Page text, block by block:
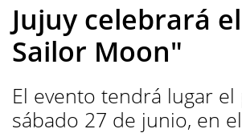
Jujuy celebrará
Sailor Moon"
El evento tendrá lugar
sábado 27 de junio, en el